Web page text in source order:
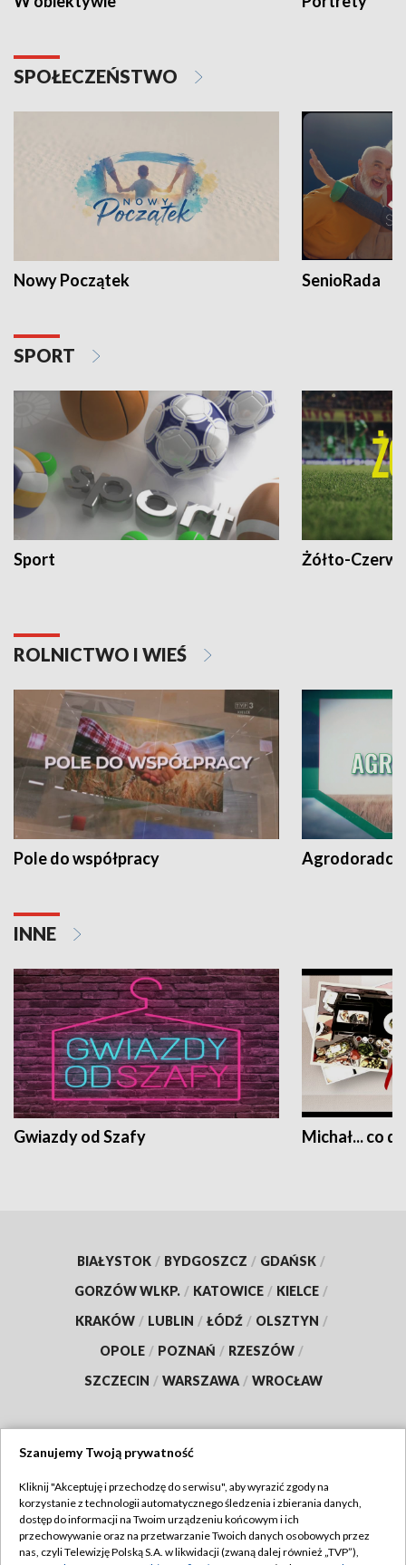
SPOŁECZEŃSTWO
Nowy Początek SenioRada
SPORT
Sport Żółto-
ROLNICTWO I WIEŚ
Pole do współpracy Agrodoradcy
INNE
Gwiazdy od Szafy Michał... co
BIAŁYSTOK / BYDGOSZCZ / GDAŃSK /
GORZÓW WLKP. / KATOWICE / KIELCE /
KRAKÓW / LUBLIN / ŁÓDŹ / OLSZTYN /
OPOLE / POZNAŃ / RZESZÓW /
SZCZECIN / WARSZAWA / WROCŁAW
TVP
Abonament TVP
Regulamin TVP
Szanujemy Twoją prywatność
Kliknij "Akceptuję i przechodzę do serwisu", aby wyrazić zgody na
korzystanie z technologii automatycznego śledzenia i zbierania danych,
dostęp do informacji na Twoim urządzeniu końcowym i ich
przechowywanie oraz na przetwarzanie Twoich danych osobowych przez
nas, czyli Telewizję Polską S.A. w likwidacji (zwaną dalej również „TVP”),